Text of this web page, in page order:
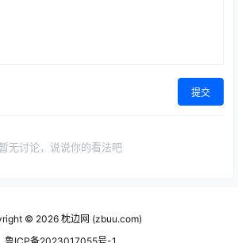
提交
暂无讨论，说说你的看法吧
© 2026 枕边网 (zbuu.com)